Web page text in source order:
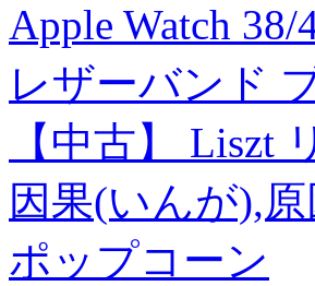
Apple Watch
レザーバンド
【中古】 Liszt
因果(いんが),
ポップコーン